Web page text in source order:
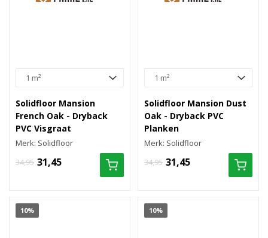
Solidfloor Mansion
French Oak - Dryback
PVC Visgraat
Merk: Solidfloor
34,95 31,45
Solidfloor Mansion Dust
Oak - Dryback PVC
Planken
Merk: Solidfloor
34,95 31,45
10% 10%